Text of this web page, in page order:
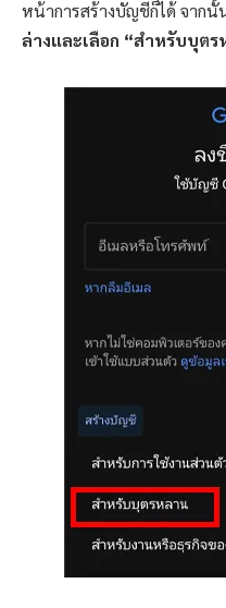
หน้าการสร้างบัญชีก็ได้ จากนั้
ล่างและเลือก “สำหรับบุตร